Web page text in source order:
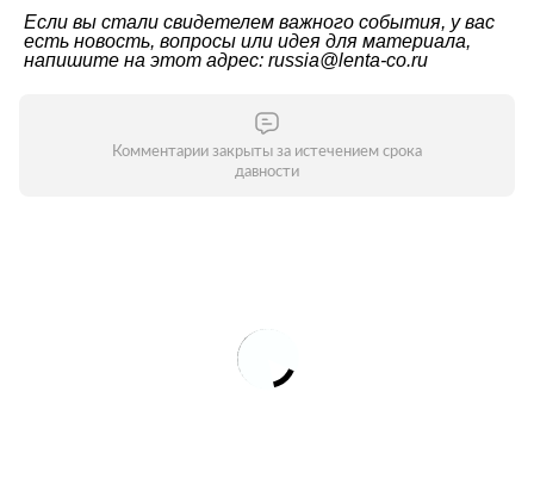
Если вы стали свидетелем важного события, у вас
есть новость, вопросы или идея для материала,
напишите на этот адрес: russia@lenta-co.ru
Комментарии закрыты за истечением срока
давности